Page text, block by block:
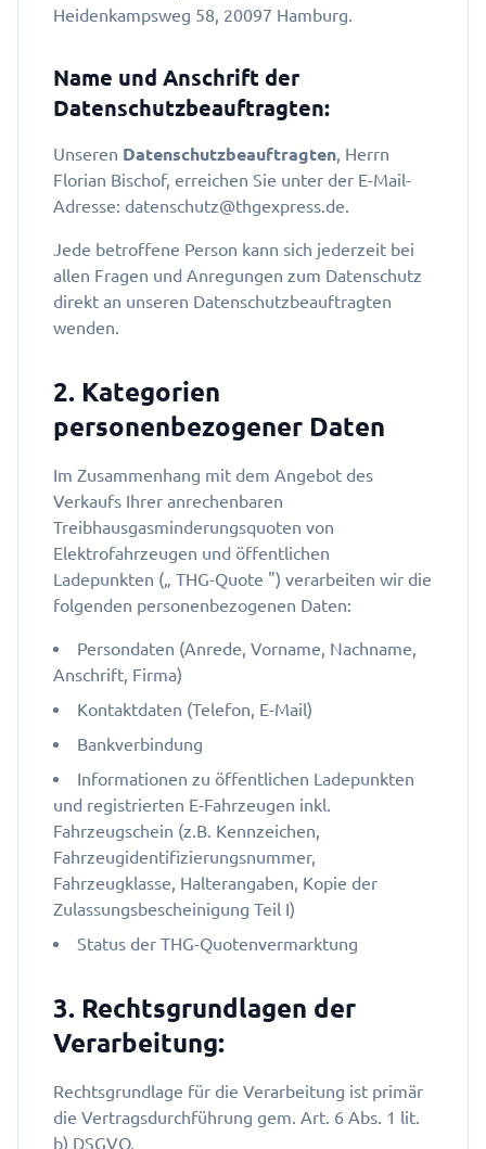
Heidenkampsweg 58, 20097 Hamburg.
Name und Anschrift der
Datenschutzbeauftragten:
Unseren Datenschutzbeauftragten, Herrn
Florian Bischof, erreichen Sie unter der E-Mail-
Adresse: datenschutz@thgexpress.de.
Jede betroffene Person kann sich jederzeit bei
allen Fragen und Anregungen zum Datenschutz
direkt an unseren Datenschutzbeauftragten
wenden.
2. Kategorien
personenbezogener Daten
Im Zusammenhang mit dem Angebot des
Verkaufs Ihrer anrechenbaren
Treibhausgasminderungsquoten von
Elektrofahrzeugen und öffentlichen
Ladepunkten („ THG-Quote ") verarbeiten wir die
folgenden personenbezogenen Daten:
Persondaten (Anrede, Vorname, Nachname,
Anschrift, Firma)
Kontaktdaten (Telefon, E-Mail)
Bankverbindung
Informationen zu öffentlichen Ladepunkten
und registrierten E-Fahrzeugen inkl.
Fahrzeugschein (z.B. Kennzeichen,
Fahrzeugidentifizierungsnummer,
Fahrzeugklasse, Halterangaben, Kopie der
Zulassungsbescheinigung Teil I)
Status der THG-Quotenvermarktung
3. Rechtsgrundlagen der
Verarbeitung:
Rechtsgrundlage für die Verarbeitung ist primär
die Vertragsdurchführung gem. Art. 6 Abs. 1 lit.
b) DSGVO.